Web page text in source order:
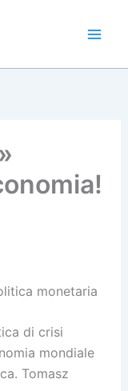
monetaria
di crisi
mondiale
Tomasz